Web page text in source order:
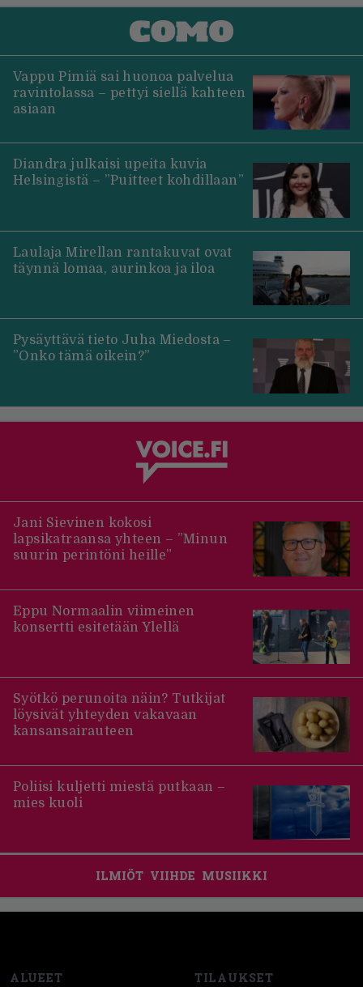
Vappu Pimiä sai huonoa palvelua
ravintolassa – pettyi siellä kahteen
asiaan
Diandra julkaisi upeita kuvia
Helsingistä – ”Puitteet kohdillaan”
Laulaja Mirellan rantakuvat ovat
täynnä lomaa, aurinkoa ja iloa
Pysäyttävä tieto Juha Miedosta –
”Onko tämä oikein?”
Jani Sievinen kokosi
lapsikatraansa yhteen – ”Minun
suurin perintöni heille”
Eppu Normaalin viimeinen
konsertti esitetään Ylellä
Syötkö perunoita näin? Tutkijat
löysivät yhteyden vakavaan
kansansairauteen
Poliisi kuljetti miestä putkaan –
mies kuoli
ILMIÖT VIIHDE MUSIIKKI
ALUEET TILAUKSET